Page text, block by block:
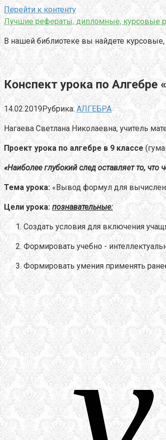
Перейти к контенту
Лучшие рефераты, дипломные, курсовые
В нашей библиотеке вы найдете
Конспект урока по
14.02.2019Рубрика: АЛГЕБРА
Нагаева Светлана Николаевна, учитель
Проект урока по алгебре в 9 классе
«Наиболее глубокий след оставляет то,
Тема урока: «Вывод формул для
Цели урока: познавательные:
Создать условия для включения
Формировать учебно -
Формировать умения применять